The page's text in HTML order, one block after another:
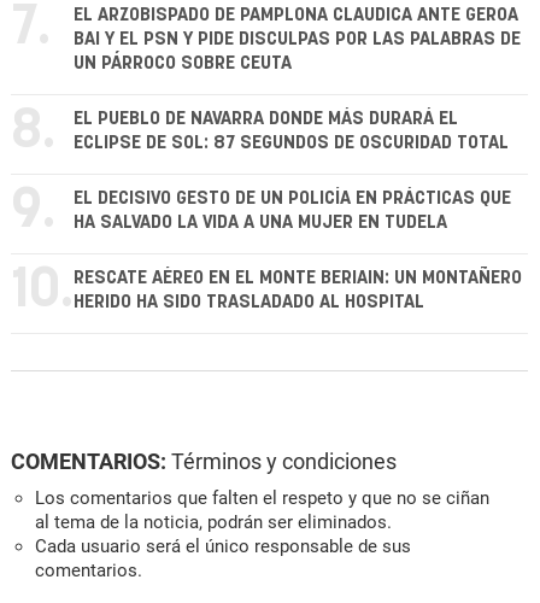
7.
EL ARZOBISPADO DE PAMPLONA CLAUDICA ANTE GEROA
BAI Y EL PSN Y PIDE DISCULPAS POR LAS PALABRAS DE
UN PÁRROCO SOBRE CEUTA
8.
EL PUEBLO DE NAVARRA DONDE MÁS DURARÁ EL
ECLIPSE DE SOL: 87 SEGUNDOS DE OSCURIDAD TOTAL
9.
EL DECISIVO GESTO DE UN POLICÍA EN PRÁCTICAS QUE
HA SALVADO LA VIDA A UNA MUJER EN TUDELA
10. RESCATE AÉREO EN EL MONTE BERIAIN: UN MONTAÑERO
HERIDO HA SIDO TRASLADADO AL HOSPITAL
COMENTARIOS: Términos y condiciones
Los comentarios que falten el respeto y que no se ciñan
al tema de la noticia, podrán ser eliminados.
Cada usuario será el único responsable de sus
comentarios.